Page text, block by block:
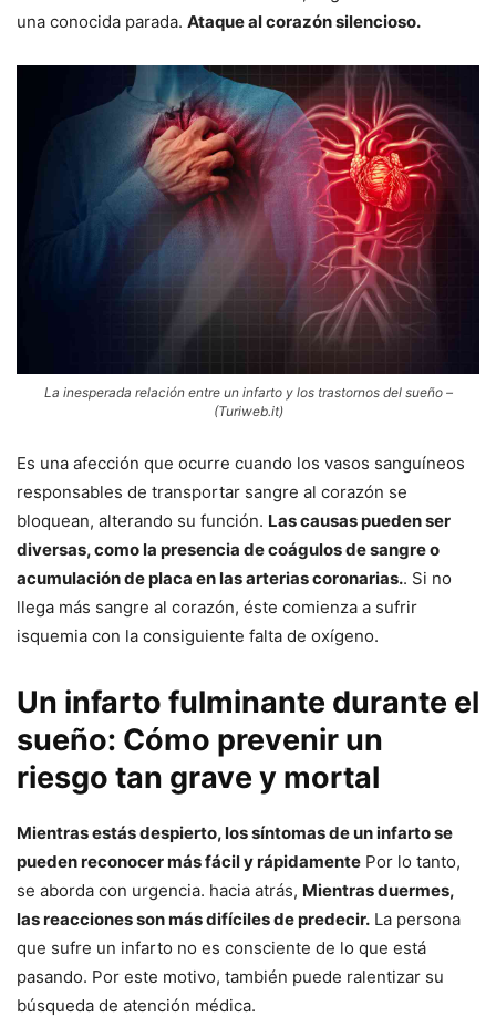
una conocida parada. Ataque al corazón silencioso.
La inesperada relación entre un infarto y los trastornos del sueño –
(Turiweb.it)
Es una afección que ocurre cuando los vasos sanguíneos
responsables de transportar sangre al corazón se
bloquean, alterando su función. Las causas pueden ser
diversas, como la presencia de coágulos de sangre o
acumulación de placa en las arterias coronarias.. Si no
llega más sangre al corazón, éste comienza a sufrir
isquemia con la consiguiente falta de oxígeno.
Un infarto fulminante durante el
sueño: Cómo prevenir un
riesgo tan grave y mortal
Mientras estás despierto, los síntomas de un infarto se
pueden reconocer más fácil y rápidamente Por lo tanto,
se aborda con urgencia. hacia atrás, Mientras duermes,
las reacciones son más difíciles de predecir. La persona
que sufre un infarto no es consciente de lo que está
pasando. Por este motivo, también puede ralentizar su
búsqueda de atención médica.